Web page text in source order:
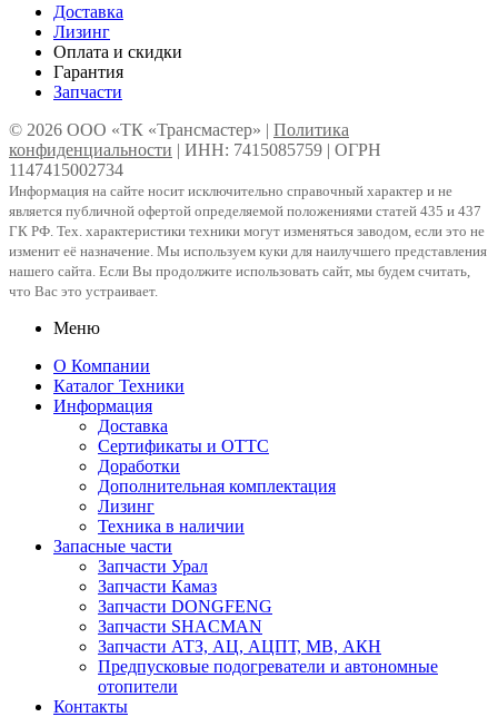
Доставка
Лизинг
Оплата и скидки
Гарантия
Запчасти
© 2026 ООО «ТК «Трансмастер» | Политика
конфиденциальности | ИНН: 7415085759 | ОГРН
1147415002734
Информация на сайте носит исключительно справочный характер и не
является публичной офертой определяемой положениями статей 435 и 437
ГК РФ. Тех. характеристики техники могут изменяться заводом, если это не
изменит её назначение. Мы используем куки для наилучшего представления
нашего сайта. Если Вы продолжите использовать сайт, мы будем считать,
что Вас это устраивает.
Меню
О Компании
Каталог Техники
Информация
Доставка
Сертификаты и ОТТС
Доработки
Дополнительная комплектация
Лизинг
Техника в наличии
Запасные части
Запчасти Урал
Запчасти Камаз
Запчасти DONGFENG
Запчасти SHACMAN
Запчасти АТЗ, АЦ, АЦПТ, МВ, АКН
Предпусковые подогреватели и автономные
отопители
Контакты